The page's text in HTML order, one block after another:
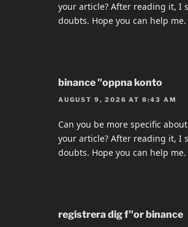
your article? After reading it, I
doubts. Hope you can help me.
binance "oppna konto
AUGUST 9, 2026 AT 8:43 AM
Can you be more specific
your article? After reading it, I
doubts. Hope you can help me.
registrera dig f"or binance